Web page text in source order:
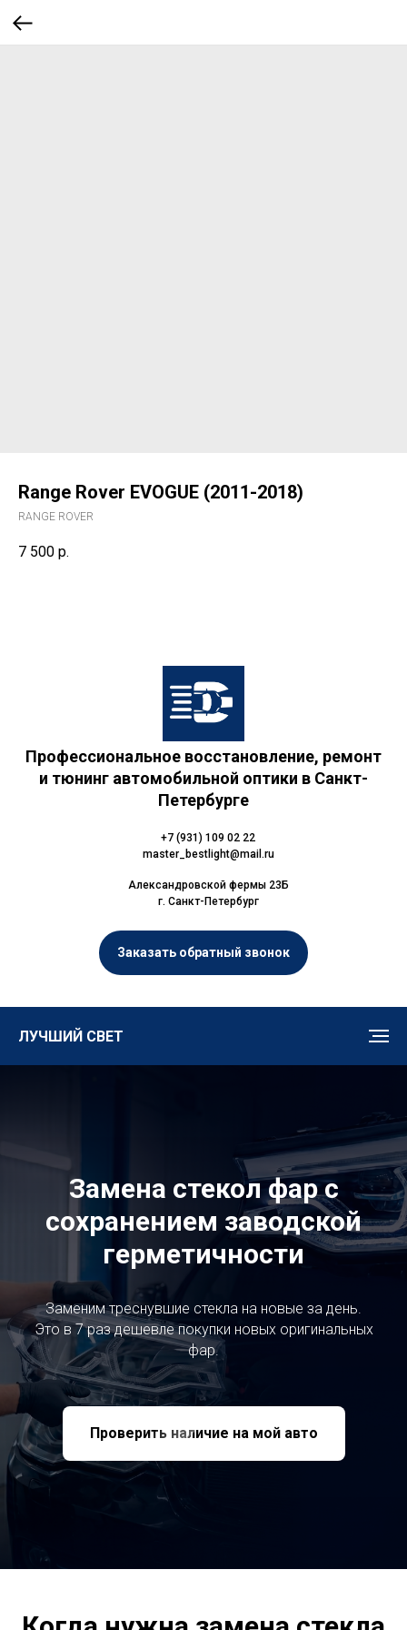
Range Rover EVOGUE (2011-2018)
RANGE ROVER
7 500 р.
Профессиональное восстановление, ремонт
и тюнинг автомобильной оптики в Санкт-
Петербурге
+7 (931) 109 02 22
master_bestlight@mail.ru
Александровской фермы 23Б
г. Санкт-Петербург
Заказать обратный звонок
ЛУЧШИЙ СВЕТ
Замена стекол фар с
сохранением заводской
герметичности
Заменим треснувшие стекла на новые за день.
Это в 7 раз дешевле покупки новых оригинальных
фар.
Проверить наличие на мой авто